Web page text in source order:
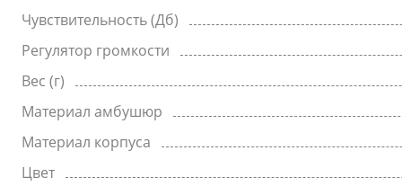
Чувствительность (Дб)
Регулятор громкости
Вес (г)
Материал амбушюр
Материал корпуса
Цвет